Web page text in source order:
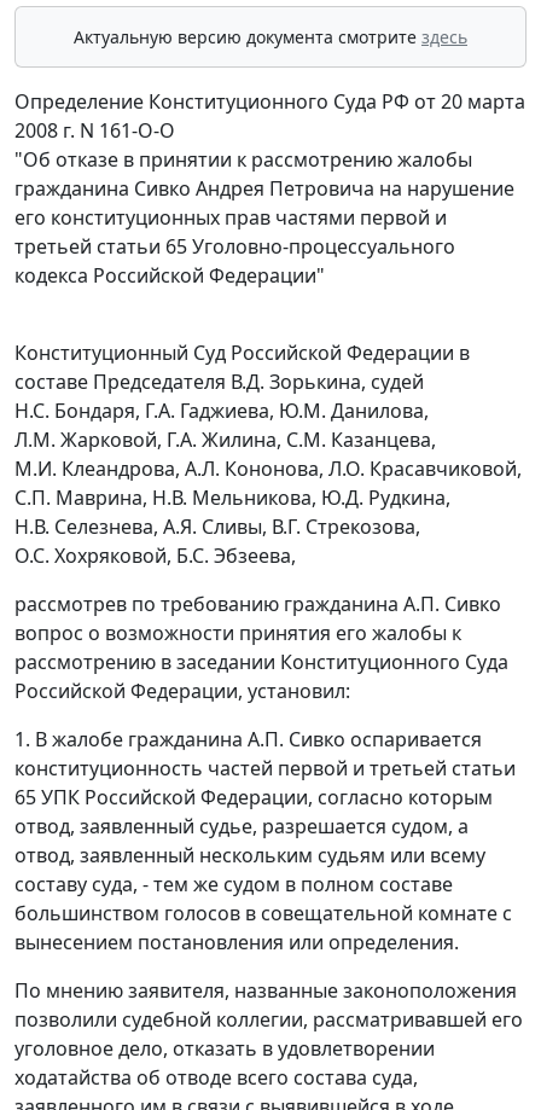
Актуальную версию документа смотрите здесь
Определение Конституционного Суда РФ от 20 марта
2008 г. N 161-О-О
"Об отказе в принятии к рассмотрению жалобы
гражданина Сивко Андрея Петровича на нарушение
его конституционных прав частями первой и
третьей статьи 65 Уголовно-процессуального
кодекса Российской Федерации"
Конституционный Суд Российской Федерации в
составе Председателя В.Д. Зорькина, судей
Н.С. Бондаря, Г.А. Гаджиева, Ю.М. Данилова,
Л.М. Жарковой, Г.А. Жилина, С.М. Казанцева,
М.И. Клеандрова, А.Л. Кононова, Л.О. Красавчиковой,
С.П. Маврина, Н.В. Мельникова, Ю.Д. Рудкина,
Н.В. Селезнева, А.Я. Сливы, В.Г. Стрекозова,
О.С. Хохряковой, Б.С. Эбзеева,
рассмотрев по требованию гражданина А.П. Сивко
вопрос о возможности принятия его жалобы к
рассмотрению в заседании Конституционного Суда
Российской Федерации, установил:
1. В жалобе гражданина А.П. Сивко оспаривается
конституционность частей первой и третьей статьи
65УПК Российской Федерации, согласно которым
отвод, заявленный судье, разрешается судом, а
отвод, заявленный нескольким судьям или всему
составу суда, - тем же судом в полном составе
большинством голосов в совещательной комнате с
вынесением постановления или определения.
По мнению заявителя, названные законоположения
позволили судебной коллегии, рассматривавшей его
уголовное дело, отказать в удовлетворении
ходатайства об отводе всего состава суда,